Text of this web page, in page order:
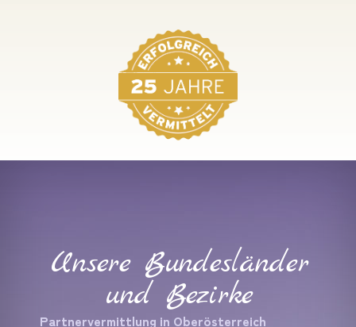
Unsere Bundesländer
und Bezirke
Partnervermittlung in Oberösterreich